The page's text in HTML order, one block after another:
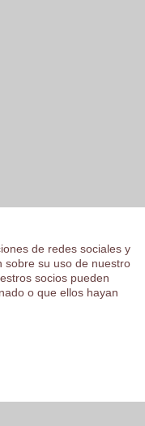
de redes sociales y
sobre su uso de nuestro
socios pueden
o que ellos hayan